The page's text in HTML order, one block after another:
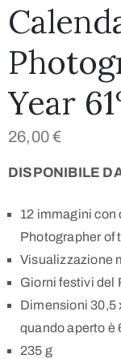
Year
26,00€
DISPONIBILE
12 immagini
Photographer of
Visualizzazione
Giorni festivi del
Dimensioni 30,5
quando aperto è
235 g